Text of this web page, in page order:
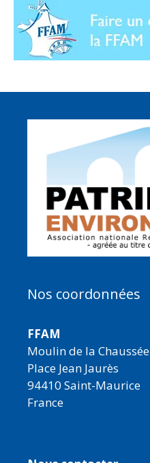
Nos coordonnées
FFAM
Moulin de la Chaussée
Place Jean Jaurès
94410 Saint-Maurice
France